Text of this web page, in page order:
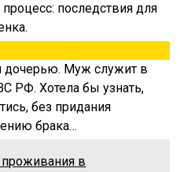
последствия для
дочерью. Муж служит в
РФ. Хотела бы узнать,
без придания
брака…
проживания в